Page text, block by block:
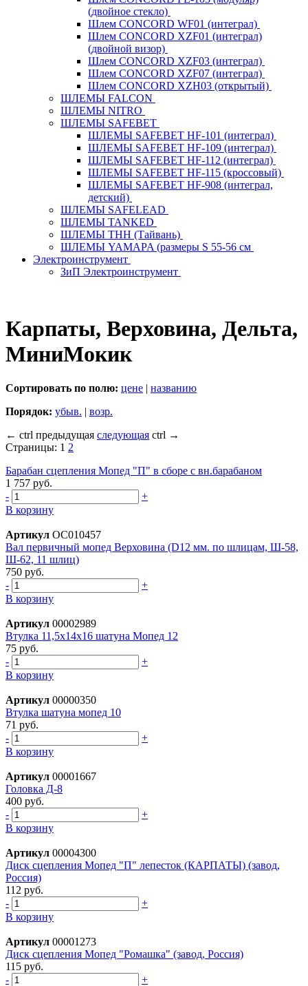
(двойное стекло)
Шлем CONCORD WF01 (интеграл)
Шлем CONCORD XZF01 (интеграл)
(двойной визор)
Шлем CONCORD XZF03 (интеграл)
Шлем CONCORD XZF07 (интеграл)
Шлем CONCORD XZH03 (открытый)
ШЛЕМЫ FALCON
ШЛЕМЫ NITRO
ШЛЕМЫ SAFEBET
ШЛЕМЫ SAFEBET HF-101 (интеграл)
ШЛЕМЫ SAFEBET HF-109 (интеграл)
ШЛЕМЫ SAFEBET HF-112 (интеграл)
ШЛЕМЫ SAFEBET HF-115 (кроссовый)
ШЛЕМЫ SAFEBET HF-908 (интеграл,
детский)
ШЛЕМЫ SAFELEAD
ШЛЕМЫ TANKED
ШЛЕМЫ THH (Тайвань)
ШЛЕМЫ YAMAPA (размеры S 55-56 см
Электроинструмент
ЗиП Электроинструмент
Карпаты, Верховина, Дельта,
МиниМокик
Сортировать по полю: цене | названию
Порядок: убыв. | возр.
← ctrl предыдущая следующая ctrl →
Страницы: 1 2
Барабан сцепления Мопед "П" в сборе с вн.барабаном
1 757 руб.
-
+
В корзину
Артикул ОС010457
Вал первичный мопед Верховина (D12 мм. по шлицам, Ш-58,
Ш-62, 11 шлиц)
750 руб.
-
+
В корзину
Артикул 00002989
Втулка 11,5х14х16 шатуна Мопед 12
75 руб.
-
+
В корзину
Артикул 00000350
Втулка шатуна мопед 10
71 руб.
-
+
В корзину
Артикул 00001667
Головка Д-8
400 руб.
-
+
В корзину
Артикул 00004300
Диск сцепления Мопед "П" лепесток (КАРПАТЫ) (завод,
Россия)
112 руб.
-
+
В корзину
Артикул 00001273
Диск сцепления Мопед "Ромашка" (завод, Россия)
115 руб.
-
+